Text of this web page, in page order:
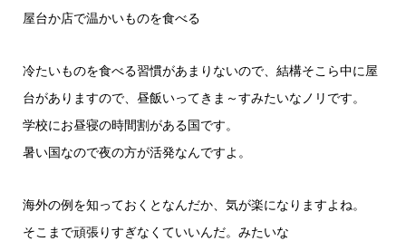
屋台か店で温かいものを食べる
冷たいものを食べる習慣があまりないので、結構そこら中に屋
台がありますので、昼飯いってきま～すみたいなノリです。
学校にお昼寝の時間割がある国です。
暑い国なので夜の方が活発なんですよ。
海外の例を知っておくとなんだか、気が楽になりますよね。
そこまで頑張りすぎなくていいんだ。みたいな